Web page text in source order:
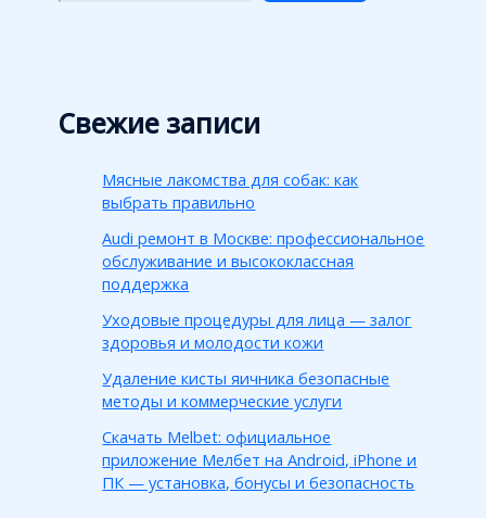
Свежие записи
Мясные лакомства для собак: как
выбрать правильно
Audi ремонт в Москве: профессиональное
обслуживание и высококлассная
поддержка
Уходовые процедуры для лица — залог
здоровья и молодости кожи
Удаление кисты яичника безопасные
методы и коммерческие услуги
Скачать Melbet: официальное
приложение Мелбет на Android, iPhone и
ПК — установка, бонусы и безопасность